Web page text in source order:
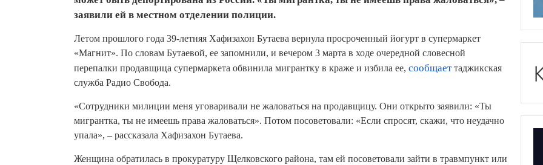
заявили ей в местном отделении полиции.
Летом прошлого года 39-летняя Хафизахон Бутаева вернула просроченный йогурт в супермаркет
«Магнит». По словам Бутаевой, ее запомнили, и вечером 3 марта в ходе очередной словесной
перепалки продавщица супермаркета обвинила мигрантку в краже и избила ее, сообщаеттаджикская
служба Радио Свобода.
«Сотрудники милиции меня уговаривали не жаловаться на продавщицу. Они открыто заявили: «Ты
мигрантка, ты не имеешь права жаловаться». Потом посоветовали: «Если спросят, скажи, что неудачно
упала», – рассказала Хафизахон Бутаева.
Женщина обратилась в прокуратуру Щелковского района, там ей посоветовали зайти в травмпункт или